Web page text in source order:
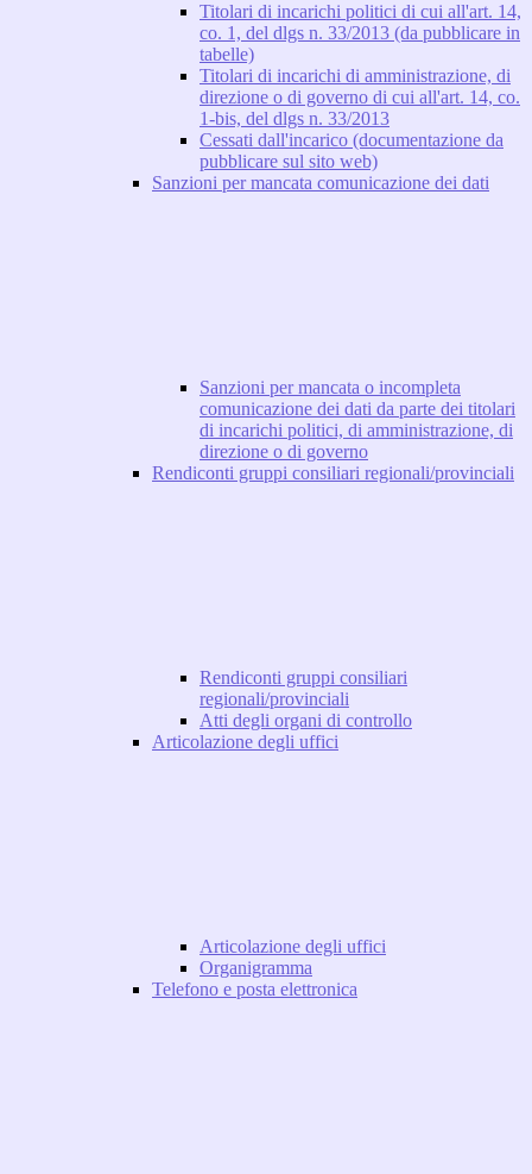
Titolari di incarichi politici di cui all'art. 14,
co. 1, del dlgs n. 33/2013 (da pubblicare in
tabelle)
Titolari di incarichi di amministrazione, di
direzione o di governo di cui all'art. 14, co.
1-bis, del dlgs n. 33/2013
Cessati dall'incarico (documentazione da
pubblicare sul sito web)
Sanzioni per mancata comunicazione dei dati
Sanzioni per mancata o incompleta
comunicazione dei dati da parte dei titolari
di incarichi politici, di amministrazione, di
direzione o di governo
Rendiconti gruppi consiliari regionali/provinciali
Rendiconti gruppi consiliari
regionali/provinciali
Atti degli organi di controllo
Articolazione degli uffici
Articolazione degli uffici
Organigramma
Telefono e posta elettronica